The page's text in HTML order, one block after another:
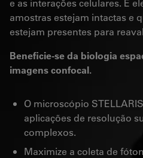
amostras estejam intactas e
estejam presentes para
Beneficie-se da biologia
imagens confocal.
O microscópio
aplicações de resolução
complexos.
Maximize a coleta de